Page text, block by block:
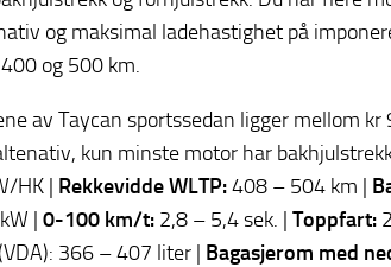
og maksimal ladehastighet på
og 500 km.
av Taycan sportssedan ligger mellom
kun minste motor har
HK | Rekkevidde WLTP:408 – 504 km |
| 0-100 km/t: 2,8 – 5,4 sek. | Toppfart:
(VDA): 366 – 407 liter | Bagasjerom med